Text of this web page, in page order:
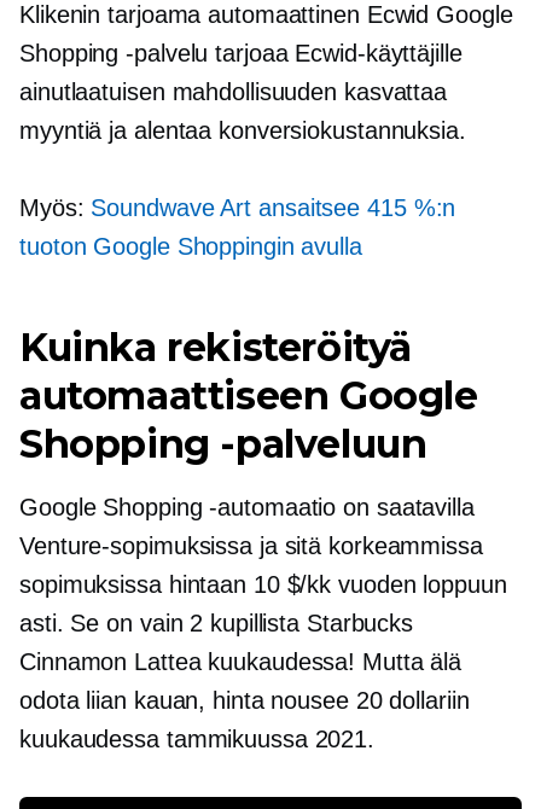
Klikenin tarjoama automaattinen Ecwid Google
Shopping -palvelu tarjoaa Ecwid-käyttäjille
ainutlaatuisen mahdollisuuden kasvattaa
myyntiä ja alentaa konversiokustannuksia.
Myös: Soundwave Art ansaitsee 415 %:n
tuoton Google Shoppingin avulla
Kuinka rekisteröityä
automaattiseen Google
Shopping -palveluun
Google Shopping -automaatio on saatavilla
Venture-sopimuksissa ja sitä korkeammissa
sopimuksissa hintaan 10 $/kk vuoden loppuun
asti. Se on vain 2 kupillista Starbucks
Cinnamon Lattea kuukaudessa! Mutta älä
odota liian kauan, hinta nousee 20 dollariin
kuukaudessa tammikuussa 2021.